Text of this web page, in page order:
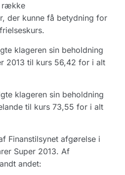
række
der kunne få betydning for
klageren sin beholdning
2013 til kurs 56,42 for i alt
klageren sin beholdning
til kurs 73,55 for i alt
Finanstilsynet afgørelse i
Super 2013. Af
andet: